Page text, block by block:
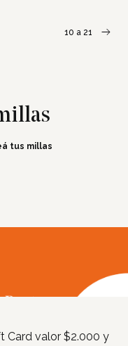
Escribinos
10 a 21
tus millas
Card valor $2.000 y